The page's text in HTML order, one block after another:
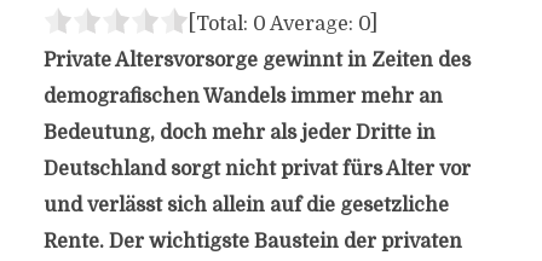
[Total: 0 Average: 0]
Private Altersvorsorge gewinnt in Zeiten des
demografischen Wandels immer mehr an
Bedeutung, doch mehr als jeder Dritte in
Deutschland sorgt nicht privat fürs Alter vor
und verlässt sich allein auf die gesetzliche
Rente. Der wichtigste Baustein der privaten